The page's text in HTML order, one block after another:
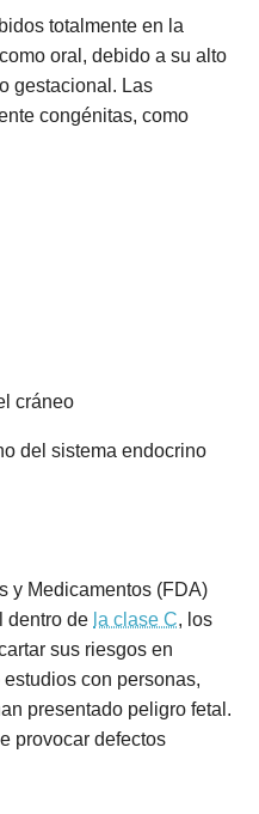
totalmente en la
oral, debido a su alto
gestacional. Las
congénitas, como
cráneo
del sistema endocrino
y Medicamentos (FDA)
dentro de la clase C, los
sus riesgos en
con personas,
presentado peligro fetal.
provocar defectos